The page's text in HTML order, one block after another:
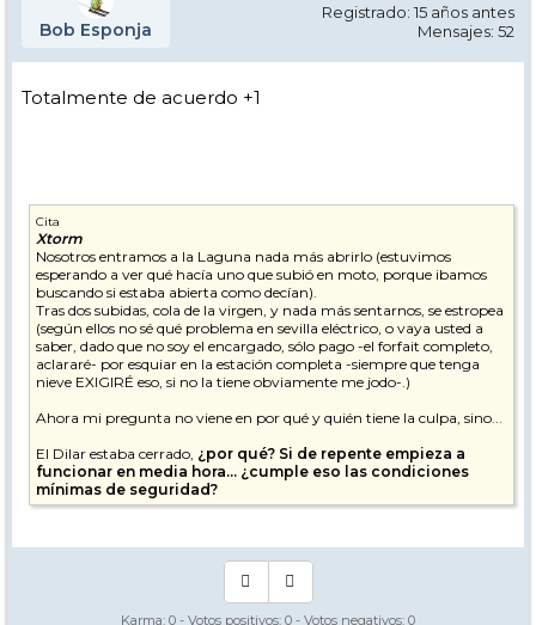
Bob Esponja
Registrado: 15 años antes
Mensajes: 52
Totalmente de acuerdo +1
Cita
Xtorm
Nosotros entramos a la Laguna nada más abrirlo (estuvimos
esperando a ver qué hacía uno que subió en moto, porque ibamos
buscando si estaba abierta como decían).
Tras dos subidas, cola de la virgen, y nada más sentarnos, se estropea
(según ellos no sé qué problema en sevilla eléctrico, o vaya usted a
saber, dado que no soy el encargado, sólo pago -el forfait completo,
aclararé- por esquiar en la estación completa -siempre que tenga
nieve EXIGIRÉ eso, si no la tiene obviamente me jodo-.)
Ahora mi pregunta no viene en por qué y quién tiene la culpa, sino...
El Dilar estaba cerrado, ¿por qué? Si de repente empieza a
funcionar en media hora... ¿cumple eso las condiciones
mínimas de seguridad?
uso de él.
Y si el motivo era justificado, ¿cómo de repente suben gente en un
Sólo me gustaría obtener respuesta a esas preguntas, ya que unas
Karma: 0 - Votos positivos: 0 - Votos negativos: 0